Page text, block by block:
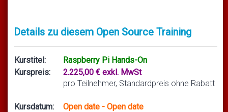
Details zu diesem Open Source Training
Kurstitel:
Raspberry Pi Hands-On
Kurspreis:
2.225,00 € exkl. MwSt
pro Teilnehmer, Standardpreis ohne Rabatt
Kursdatum:
Open date - Open date